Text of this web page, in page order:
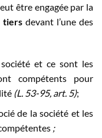
être engagée par la
tiersdevant l’une des
et ce sont les
compétents pour
(L. 53-95, art. 5);
de la société et les
;